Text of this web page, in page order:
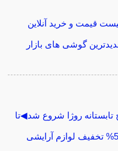
قیمت و خرید آنلاین
گوشی های بازار
تابستانه روژا شروع شد◀تا
آرایشی